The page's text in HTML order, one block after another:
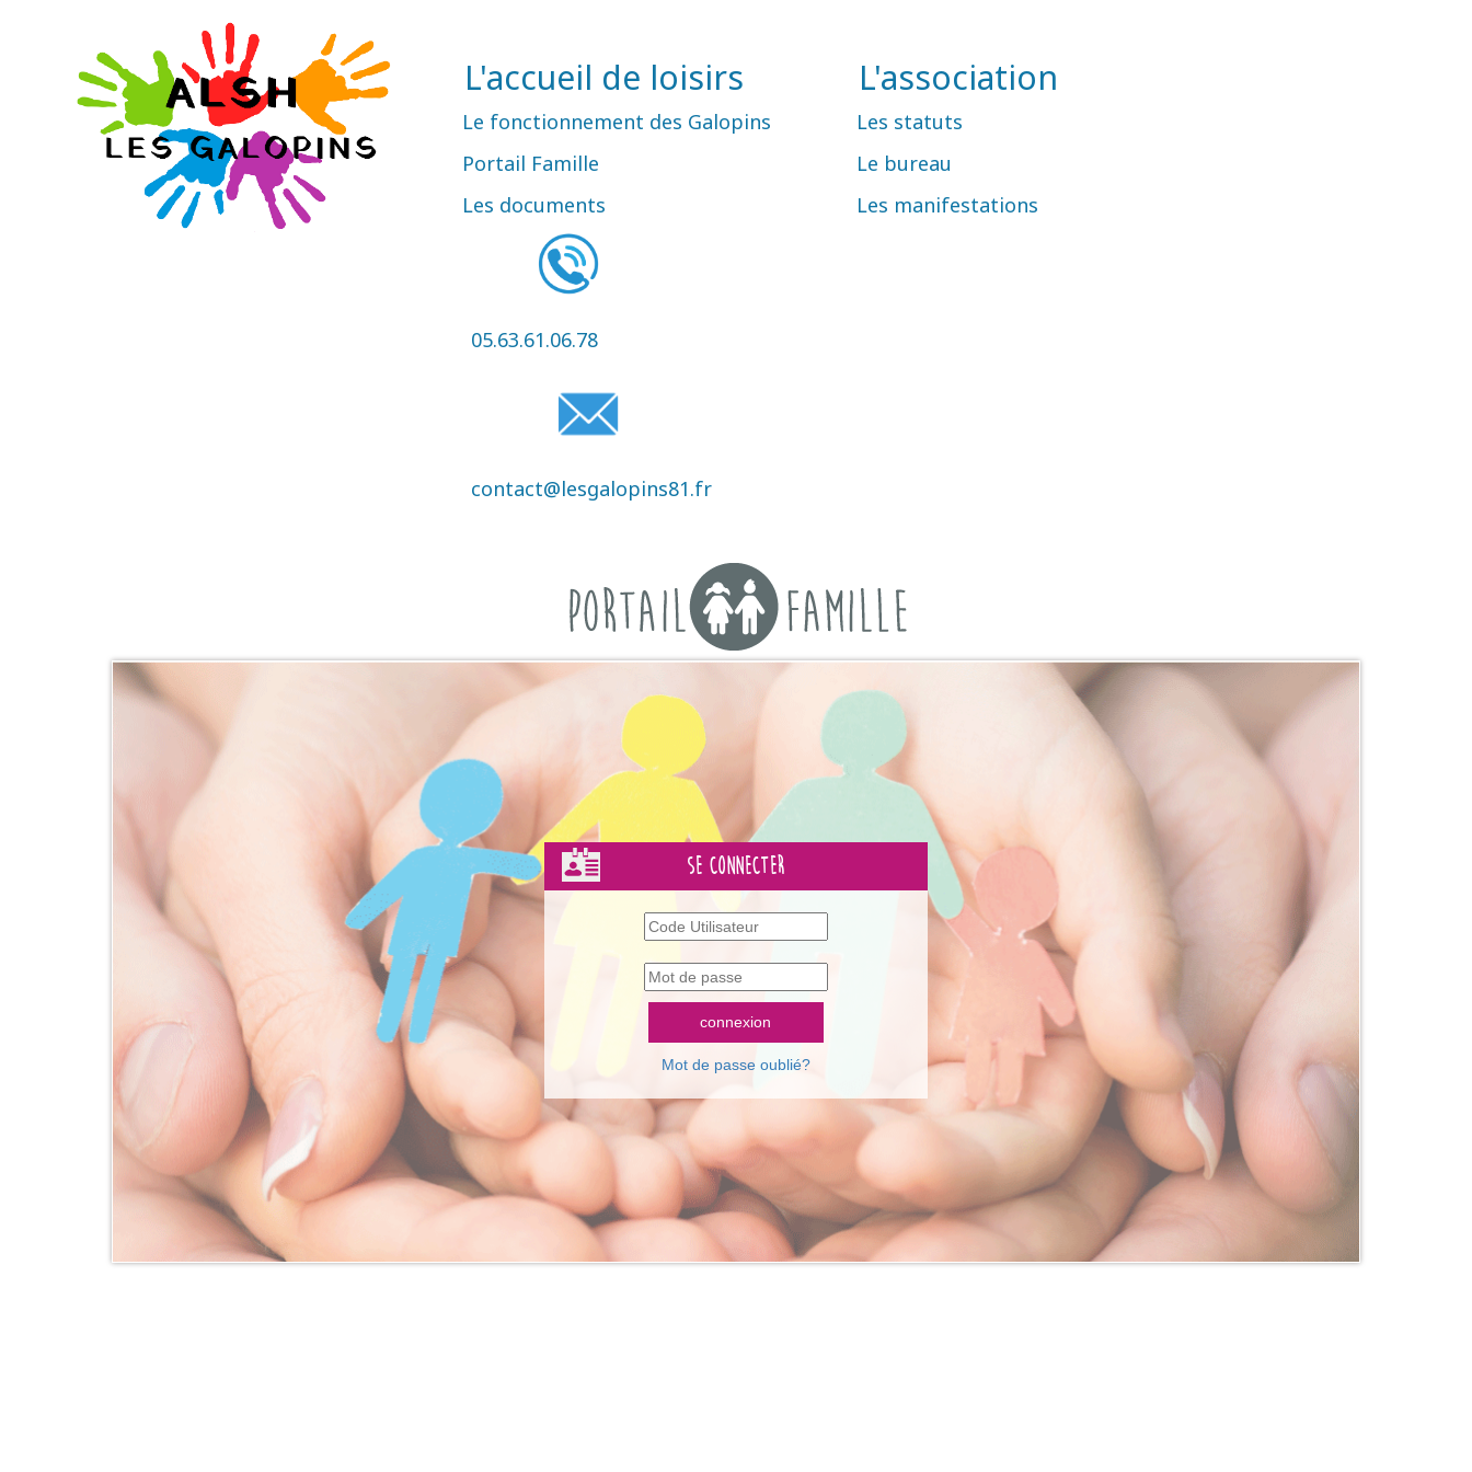
L'accueil de loisirs
Le fonctionnement des Galopins
Portail Famille
Les documents
L'association
Les statuts
Le bureau
Les manifestations
05.63.61.06.78
contact@lesgalopins81.fr